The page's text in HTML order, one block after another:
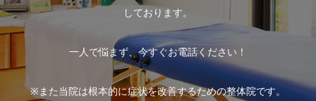
しております。
一人で悩まず、今すぐお電話ください！
※また当院は根本的に症状を改善するための整体院です。